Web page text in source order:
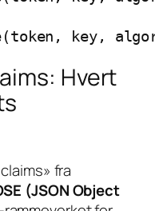
Hvert
fra
(JSON Object